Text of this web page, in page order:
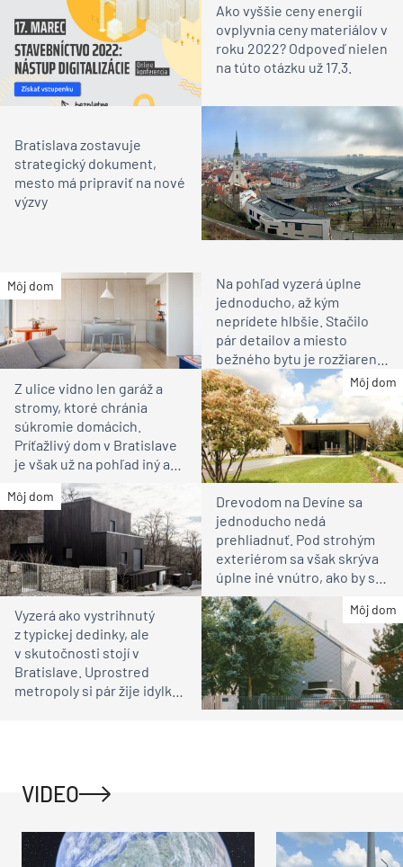
Ako vyššie ceny energií
ovplyvnia ceny materiálov v
roku 2022? Odpoveď nielen
na túto otázku už 17.3.
Bratislava zostavuje
strategický dokument,
mesto má pripraviť na nové
výzvy
Môj dom
Na pohľad vyzerá úplne
jednoducho, až kým
neprídete hlbšie. Stačilo
pár detailov a miesto
bežného bytu je rozžiarené
bývanie pre rodinu
Môj dom
Z ulice vidno len garáž a
stromy, ktoré chránia
súkromie domácich.
Príťažlivý dom v Bratislave
je však už na pohľad iný ako
susedia
Môj dom
Drevodom na Devíne sa
jednoducho nedá
prehliadnuť. Pod strohým
exteriérom sa však skrýva
úplne iné vnútro, ako by ste
čakali
Môj dom
Vyzerá ako vystrihnutý
z typickej dedinky, ale
v skutočnosti stojí v
Bratislave. Uprostred
metropoly si pár žije idylku
VIDEO